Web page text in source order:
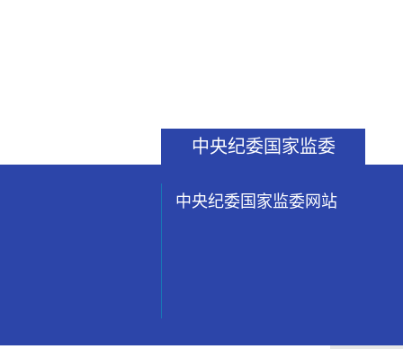
中央纪委国家监委
中央纪委国家监委网站